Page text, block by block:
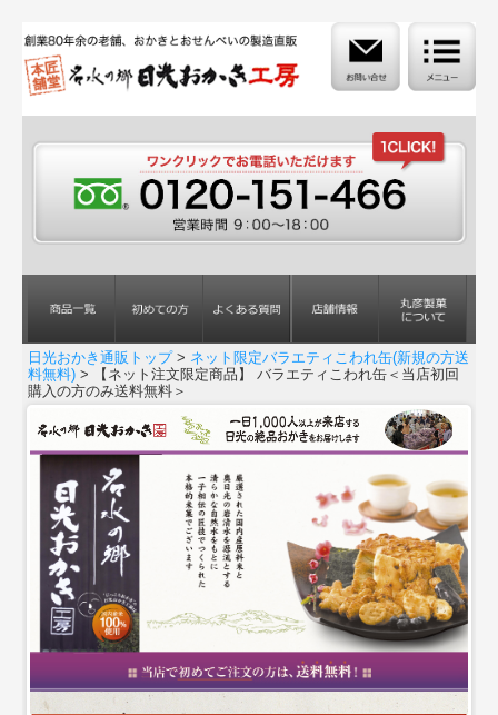
日光おかき通販トップ> ネット限定バラエティこわれ缶(新規の方送
料無料) > 【ネット注文限定商品】 バラエティこわれ缶＜当店初回
購入の方のみ送料無料＞